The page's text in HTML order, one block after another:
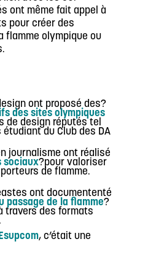
ont même fait appel à
pour créer des
flamme olympique ou
ont proposé des?
des sites olympiques
de design réputés tel
du Club des DA
journalisme ont réalisé
sociaux?pour valoriser
de flamme.
ont documententé
passage de la flamme?
travers des formats
Esupcom, c’était une